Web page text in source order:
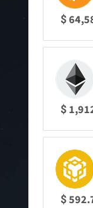
$
$
$